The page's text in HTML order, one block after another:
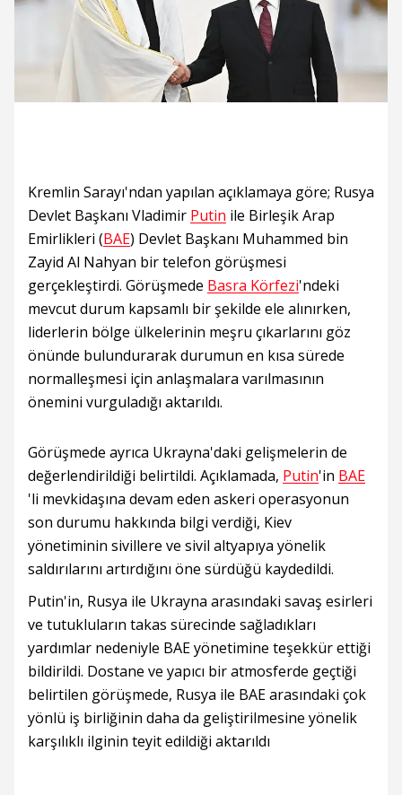
Kremlin Sarayı'ndan yapılan açıklamaya göre; Rusya
Devlet Başkanı Vladimir Putin ile Birleşik Arap
Emirlikleri (BAE) Devlet Başkanı Muhammed bin
Zayid Al Nahyan bir telefon görüşmesi
gerçekleştirdi. Görüşmede Basra Körfezi'ndeki
mevcut durum kapsamlı bir şekilde ele alınırken,
liderlerin bölge ülkelerinin meşru çıkarlarını göz
önünde bulundurarak durumun en kısa sürede
normalleşmesi için anlaşmalara varılmasının
önemini vurguladığı aktarıldı.
Görüşmede ayrıca Ukrayna'daki gelişmelerin de
değerlendirildiği belirtildi. Açıklamada, Putin'in BAE
'li mevkidaşına devam eden askeri operasyonun
son durumu hakkında bilgi verdiği, Kiev
yönetiminin sivillere ve sivil altyapıya yönelik
saldırılarını artırdığını öne sürdüğü kaydedildi.
Putin'in, Rusya ile Ukrayna arasındaki savaş esirleri
ve tutukluların takas sürecinde sağladıkları
yardımlar nedeniyle BAE yönetimine teşekkür ettiği
bildirildi. Dostane ve yapıcı bir atmosferde geçtiği
belirtilen görüşmede, Rusya ile BAE arasındaki çok
yönlü iş birliğinin daha da geliştirilmesine yönelik
karşılıklı ilginin teyit edildiği aktarıldı